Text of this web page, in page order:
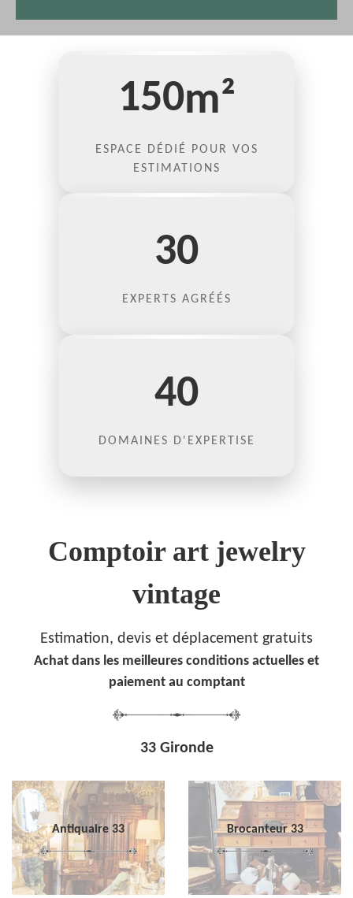
150m²
ESPACE DÉDIÉ POUR VOS
ESTIMATIONS
30
EXPERTS AGRÉÉS
40
DOMAINES D'EXPERTISE
Comptoir art jewelry
vintage
Estimation, devis et déplacement gratuits
Achat dans les meilleures conditions actuelles et
paiement au comptant
33 Gironde
Antiquaire 33 Brocanteur 33